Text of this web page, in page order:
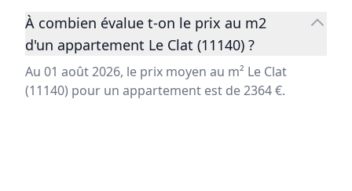
À combien évalue t-on le prix au m2
d'un appartement Le Clat (11140) ?
Au 01 août 2026, le prix moyen au m² Le Clat
(11140) pour un appartement est de 2364 €.